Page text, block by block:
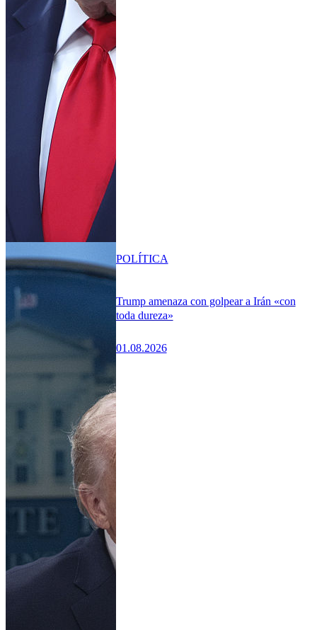
Trump amenaza con golpear a Irán «con
toda dureza»
01.08.2026
POLÍTICA